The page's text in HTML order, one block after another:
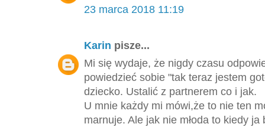
23 marca 2018 11:19
Karin pisze...
Mi się wydaje, że nigdy czasu
powiedzieć sobie "tak teraz jestem
dziecko. Ustalić z partnerem co i jak.
U mnie każdy mi mówi,że to nie ten
marnuje. Ale jak nie młoda to kiedy ja